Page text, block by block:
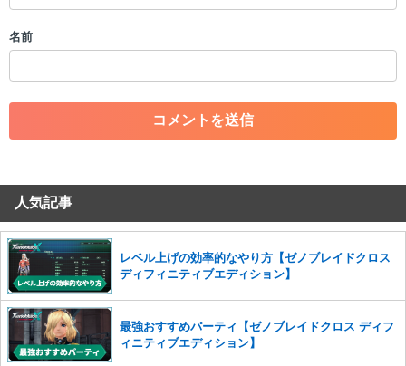
・一度削除された投稿を再び投稿すること
・アカウントの売買など金銭が絡む内容の投稿
・各ゲームのネタバレを含む内容の投稿
・その他、管理者が不適切と判断した投稿
コメントの削除を申請する
せていただきます。ご了承ください。
※一度削除したコメントは復元ができませんのでご注意くだ
さい。
また、過度な利用規約の違反や、弊社に損害の及ぶ内容の書き込みがあ
った場合は、法的措置をとらせていただく場合もございますので、あら
かじめご理解くださいませ。
名前
人気記事
レベル上げの効率的なやり方【ゼノブレイドクロス
ディフィニティブエディション】
最強おすすめパーティ【ゼノブレイドクロス ディフ
ィニティブエディション】